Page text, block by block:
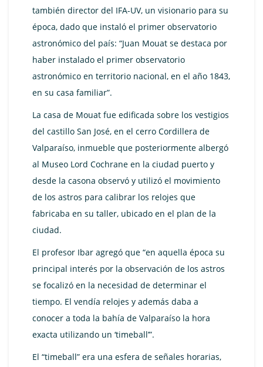
también director del IFA-UV, un visionario para su
época, dado que instaló el primer observatorio
astronómico del país: “Juan Mouat se destaca por
haber instalado el primer observatorio
astronómico en territorio nacional, en el año 1843,
en su casa familiar”.
La casa de Mouat fue edificada sobre los vestigios
del castillo San José, en el cerro Cordillera de
Valparaíso, inmueble que posteriormente albergó
al Museo Lord Cochrane en la ciudad puerto y
desde la casona observó y utilizó el movimiento
de los astros para calibrar los relojes que
fabricaba en su taller, ubicado en el plan de la
ciudad.
El profesor Ibar agregó que “en aquella época su
principal interés por la observación de los astros
se focalizó en la necesidad de determinar el
tiempo. El vendía relojes y además daba a
conocer a toda la bahía de Valparaíso la hora
exacta utilizando un ‘timeball’”.
El “timeball” era una esfera de señales horarias,